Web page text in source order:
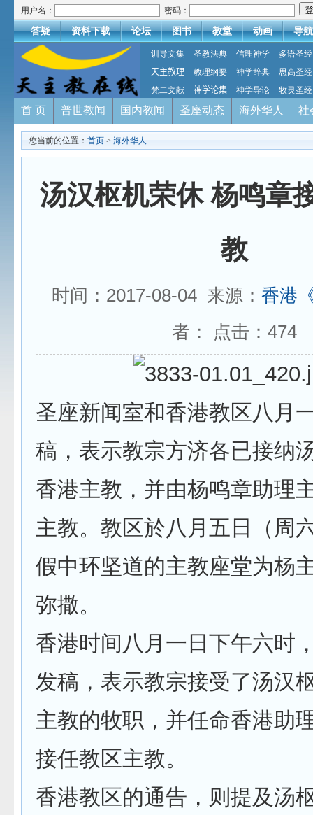
用户名： 密码：
答疑 资料下载 论坛 图书 教堂 动画 导航
训导文集 圣教法典 信理神学
多语圣经
天主教理
教理纲要 神学辞典
思高圣经
梵二文献
神学论集 神学导论 牧灵圣经
首 页 普世教闻 国内教闻 圣座动态 海外华人 社
您当前的位置： 首页 > 海外华人
汤汉枢机荣休 杨鸣章
教
时间：2017-08-04 来源： 香港
者： 点击： 474
圣座新闻室和香港教区八月
稿，表示教宗方济各已接纳
香港主教，并由杨鸣章助理
主教。教区於八月五日（周
假中环坚道的主教座堂为杨
弥撒。
香港时间八月一日下午六时
发稿，表示教宗接受了汤汉
主教的牧职，并任命香港助
接任教区主教。
香港教区的通告，则提及汤